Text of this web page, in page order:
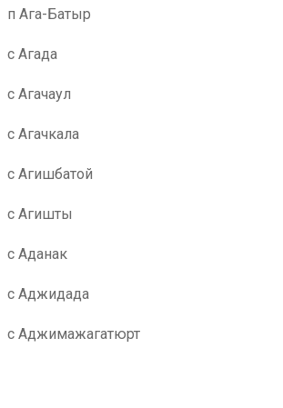
п Ага-Батыр
с Агада
с Агачаул
с Агачкала
с Агишбатой
с Агишты
с Аданак
с Аджидада
с Аджимажагатюрт